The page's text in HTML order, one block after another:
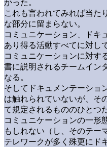
かった。
これも言われてみれば当た
な部分に留まらない。
コミュニケーション、ドキ
あり得る活動すべてに対し
コミュニケーションに対す
書に説明されるチームイン
なる。
そしてドキュメンテーショ
は触れられていないが、そ
て規定されるもののひとつだ
コミュニケーションの一形
もしれない（し、そのテー
テレワークが多く殊更にド